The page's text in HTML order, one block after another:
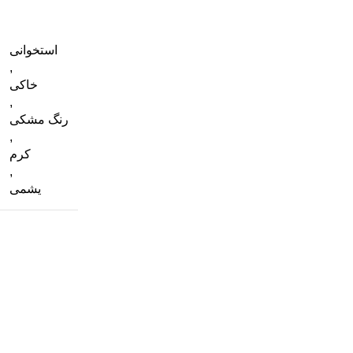
استخوانی
,
خاکی
,
رنگ مشکی
,
کرم
,
یشمی